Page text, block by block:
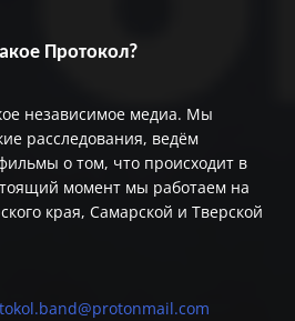
Протокол?
независимое медиа. Мы
расследования, ведём
о том, что происходит в
момент мы работаем на
края, Самарской и Тверской